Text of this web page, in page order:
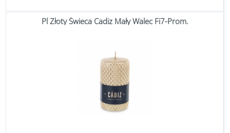
Pl Złoty Świeca Cadiz Mały Walec Fi7-Prom.